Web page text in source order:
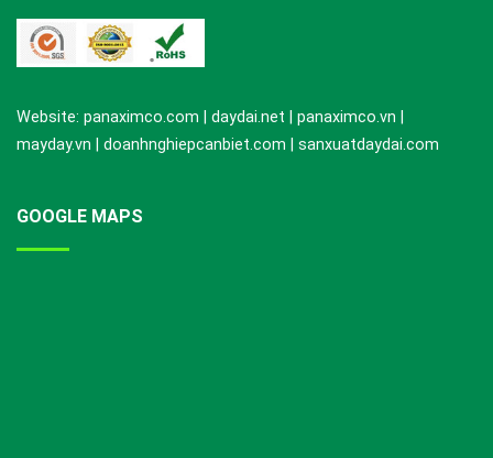
Website: panaximco.com | daydai.net | panaximco.vn |
mayday.vn | doanhnghiepcanbiet.com | sanxuatdaydai.com
GOOGLE MAPS